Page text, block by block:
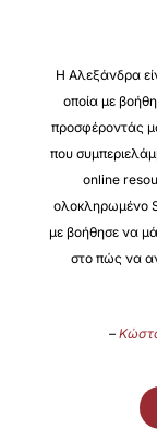
Η Αλεξάνδρα
οποία με
προσφέροντάς
που
online
ολοκληρωμένο
με βοήθησε να
στο πώς να
–